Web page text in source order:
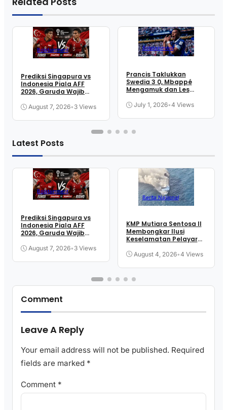
Bolatainment
Prediksi Singapura vs
Indonesia Piala AFF
2026, Garuda Wajib
August 7, 2026• 3 Views
Bolatainment
Prancis Taklukkan
Swedia 3 0, Mbappé
Mengamuk dan Les
July 1, 2026•4 Views
Latest Posts
Bolatainment
Prediksi Singapura vs
Indonesia Piala AFF
2026, Garuda Wajib
August 7, 2026• 3 Views
Berita Nasional
KMP Mutiara Sentosa II
Membongkar Ilusi
Keselamatan Pelayaran
August 4, 2026•4 Views
Comment
Leave A Reply
Your email address will not be published. Required
fields are marked *
Comment *